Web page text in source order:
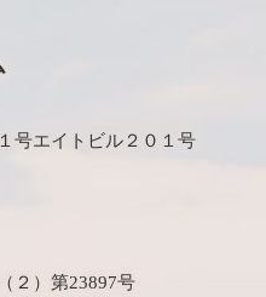
号エイトビル２０１号
２）第23897号